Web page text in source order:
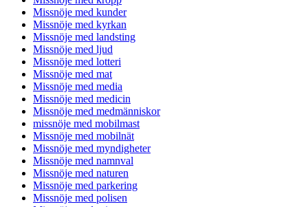
Missnöje med kunder
Missnöje med kyrkan
Missnöje med landsting
Missnöje med ljud
Missnöje med lotteri
Missnöje med mat
Missnöje med media
Missnöje med medicin
Missnöje med medmänniskor
missnöje med mobilmast
Missnöje med mobilnät
Missnöje med myndigheter
Missnöje med namnval
Missnöje med naturen
Missnöje med parkering
Missnöje med polisen